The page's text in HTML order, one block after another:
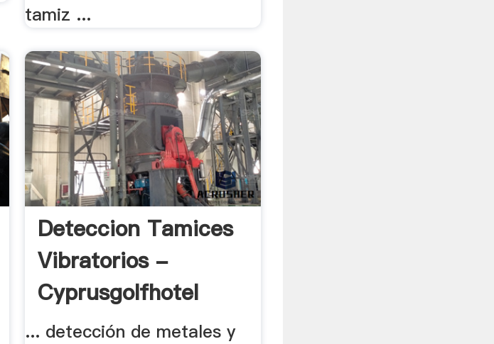
tamiz ...
Deteccion Tamices
Vibratorios -
Cyprusgolfhotel
... detección de metales y